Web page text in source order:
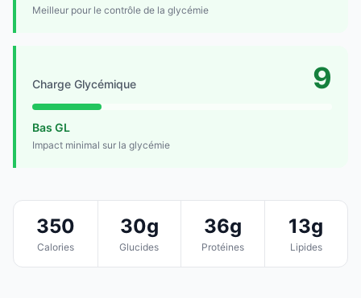
Meilleur pour le contrôle de la glycémie
Charge Glycémique 9
Bas GL
Impact minimal sur la glycémie
350
Calories
30g
Glucides
36g
Protéines
13g
Lipides